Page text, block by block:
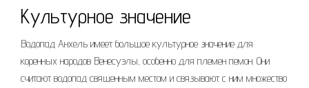
Культурное значение
Водопад Анхель имеет большое культурное значение для
коренных народов Венесуэлы, особенно для племен пемон. Они
считают водопад священным местом и связывают с ним множество